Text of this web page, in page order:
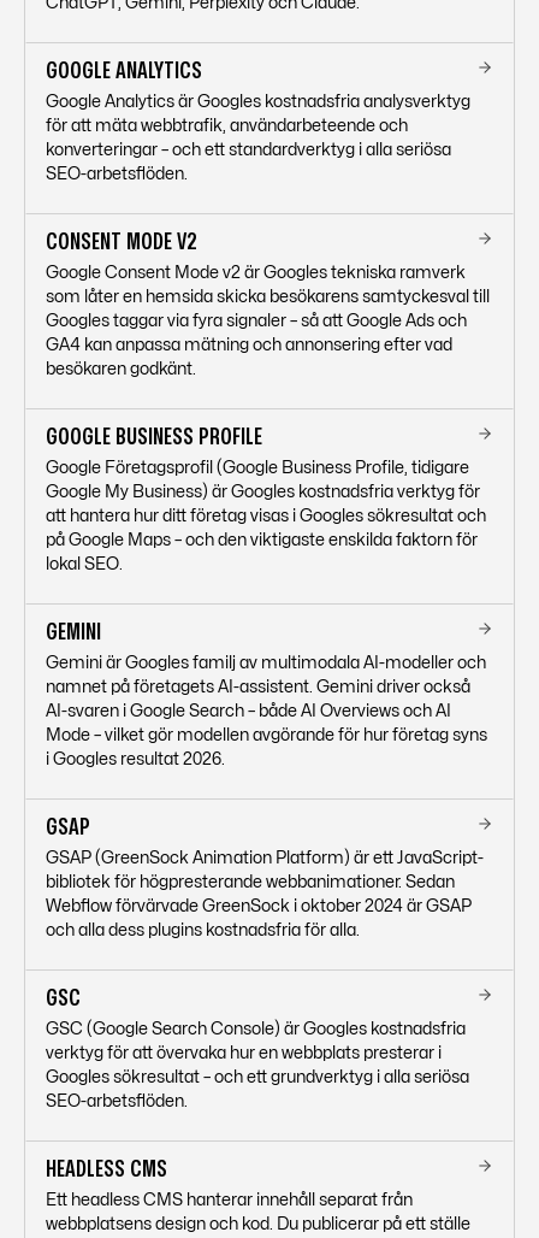
GOOGLE ANALYTICS
Google Analytics är Googles kostnadsfria analysverktyg
för att mäta webbtrafik, användarbeteende och
konverteringar – och ett standardverktyg i alla seriösa
SEO-arbetsflöden.
CONSENT MODE V2
Google Consent Mode v2 är Googles tekniska ramverk
som låter en hemsida skicka besökarens samtyckesval till
Googles taggar via fyra signaler – så att Google Ads och
GA4 kan anpassa mätning och annonsering efter vad
besökaren godkänt.
GOOGLE BUSINESS PROFILE
Google Företagsprofil (Google Business Profile, tidigare
Google My Business) är Googles kostnadsfria verktyg för
att hantera hur ditt företag visas i Googles sökresultat och
på Google Maps – och den viktigaste enskilda faktorn för
lokal SEO.
GEMINI
Gemini är Googles familj av multimodala AI-modeller och
namnet på företagets AI-assistent. Gemini driver också
AI-svaren i Google Search – både AI Overviews och AI
Mode – vilket gör modellen avgörande för hur företag syns
i Googles resultat 2026.
GSAP
GSAP (GreenSock Animation Platform) är ett JavaScript-
bibliotek för högpresterande webbanimationer. Sedan
Webflow förvärvade GreenSock i oktober 2024 är GSAP
och alla dess plugins kostnadsfria för alla.
GSC
GSC (Google Search Console) är Googles kostnadsfria
verktyg för att övervaka hur en webbplats presterar i
Googles sökresultat – och ett grundverktyg i alla seriösa
SEO-arbetsflöden.
HEADLESS CMS
Ett headless CMS hanterar innehåll separat från
webbplatsens design och kod. Du publicerar på ett ställe